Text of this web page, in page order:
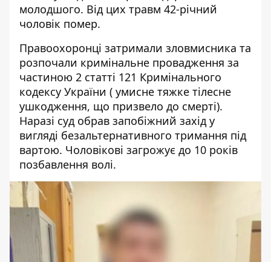
молодшого. Від цих травм 42-річний
чоловік помер.
Правоохоронці затримали зловмисника та
розпочали кримінальне провадження за
частиною 2 статті 121 Кримінального
кодексу України ( умисне тяжке тілесне
ушкодження, що призвело до смерті).
Наразі суд обрав запобіжний захід у
вигляді безальтернативного тримання під
вартою. Чоловікові загрожує до 10 років
позбавлення волі.